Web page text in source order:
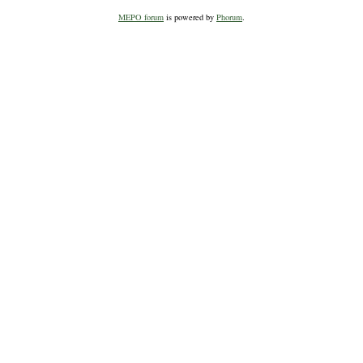
MEPO forum is powered by Phorum.